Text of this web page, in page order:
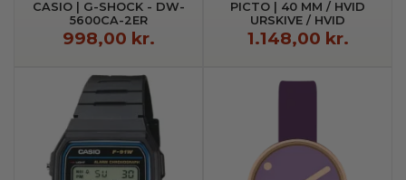
CASIO | G-SHOCK - DW-
5600CA-2ER
998,00 kr.
PICTO | 40 MM / HVID
URSKIVE / HVID
SILIKONEREM
1.148,00 kr.